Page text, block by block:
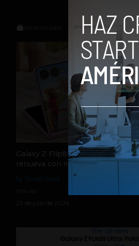
Galaxy Z Flip8: el plegable
renueva con más pantalla, mejor
23 de julio de 2026